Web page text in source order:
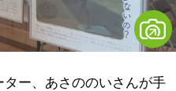
ー、あさののいさんが手